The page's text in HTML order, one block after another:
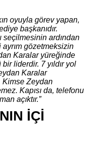
oyuyla görev yapan,
başkanıdır.
seçilmesinin ardından
ayrım gözetmeksizin
Karalar yüreğinde
liderdir. 7 yıldır yol
Karalar
Kimse Zeydan
Kapısı da, telefonu
açıktır.”
İÇİ